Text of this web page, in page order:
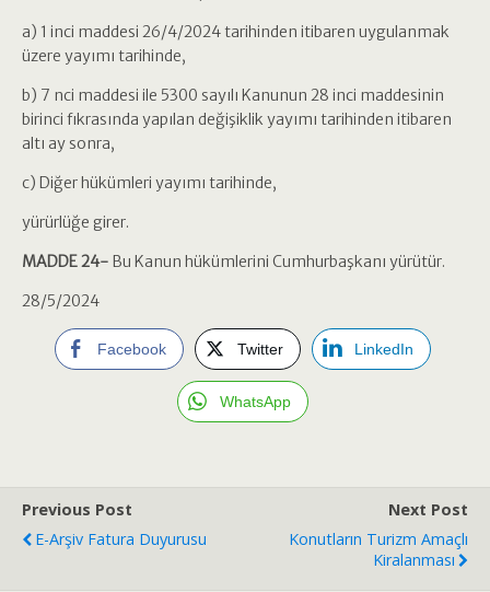
a) 1 inci maddesi 26/4/2024 tarihinden itibaren uygulanmak
üzere yayımı tarihinde,
b) 7 nci maddesi ile 5300 sayılı Kanunun 28 inci maddesinin
birinci fıkrasında yapılan değişiklik yayımı tarihinden itibaren
altı ay sonra,
c) Diğer hükümleri yayımı tarihinde,
yürürlüğe girer.
MADDE 24- Bu Kanun hükümlerini Cumhurbaşkanı yürütür.
28/5/2024
Facebook Twitter LinkedIn
WhatsApp
Previous Post
E-Arşiv Fatura Duyurusu
Next Post
Konutların Turizm Amaçlı
Kiralanması